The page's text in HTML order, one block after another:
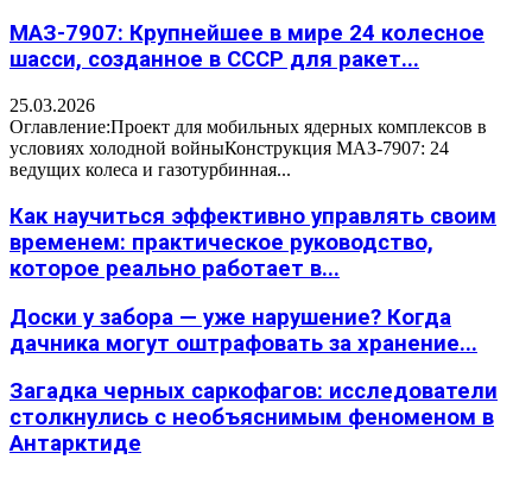
МАЗ-7907: Крупнейшее в мире 24 колесное
шасси, созданное в СССР для ракет...
25.03.2026
Оглавление:Проект для мобильных ядерных комплексов в
условиях холодной войныКонструкция МАЗ-7907: 24
ведущих колеса и газотурбинная...
Как научиться эффективно управлять своим
временем: практическое руководство,
которое реально работает в...
Доски у забора — уже нарушение? Когда
дачника могут оштрафовать за хранение...
Загадка черных саркофагов: исследователи
столкнулись с необъяснимым феноменом в
Антарктиде